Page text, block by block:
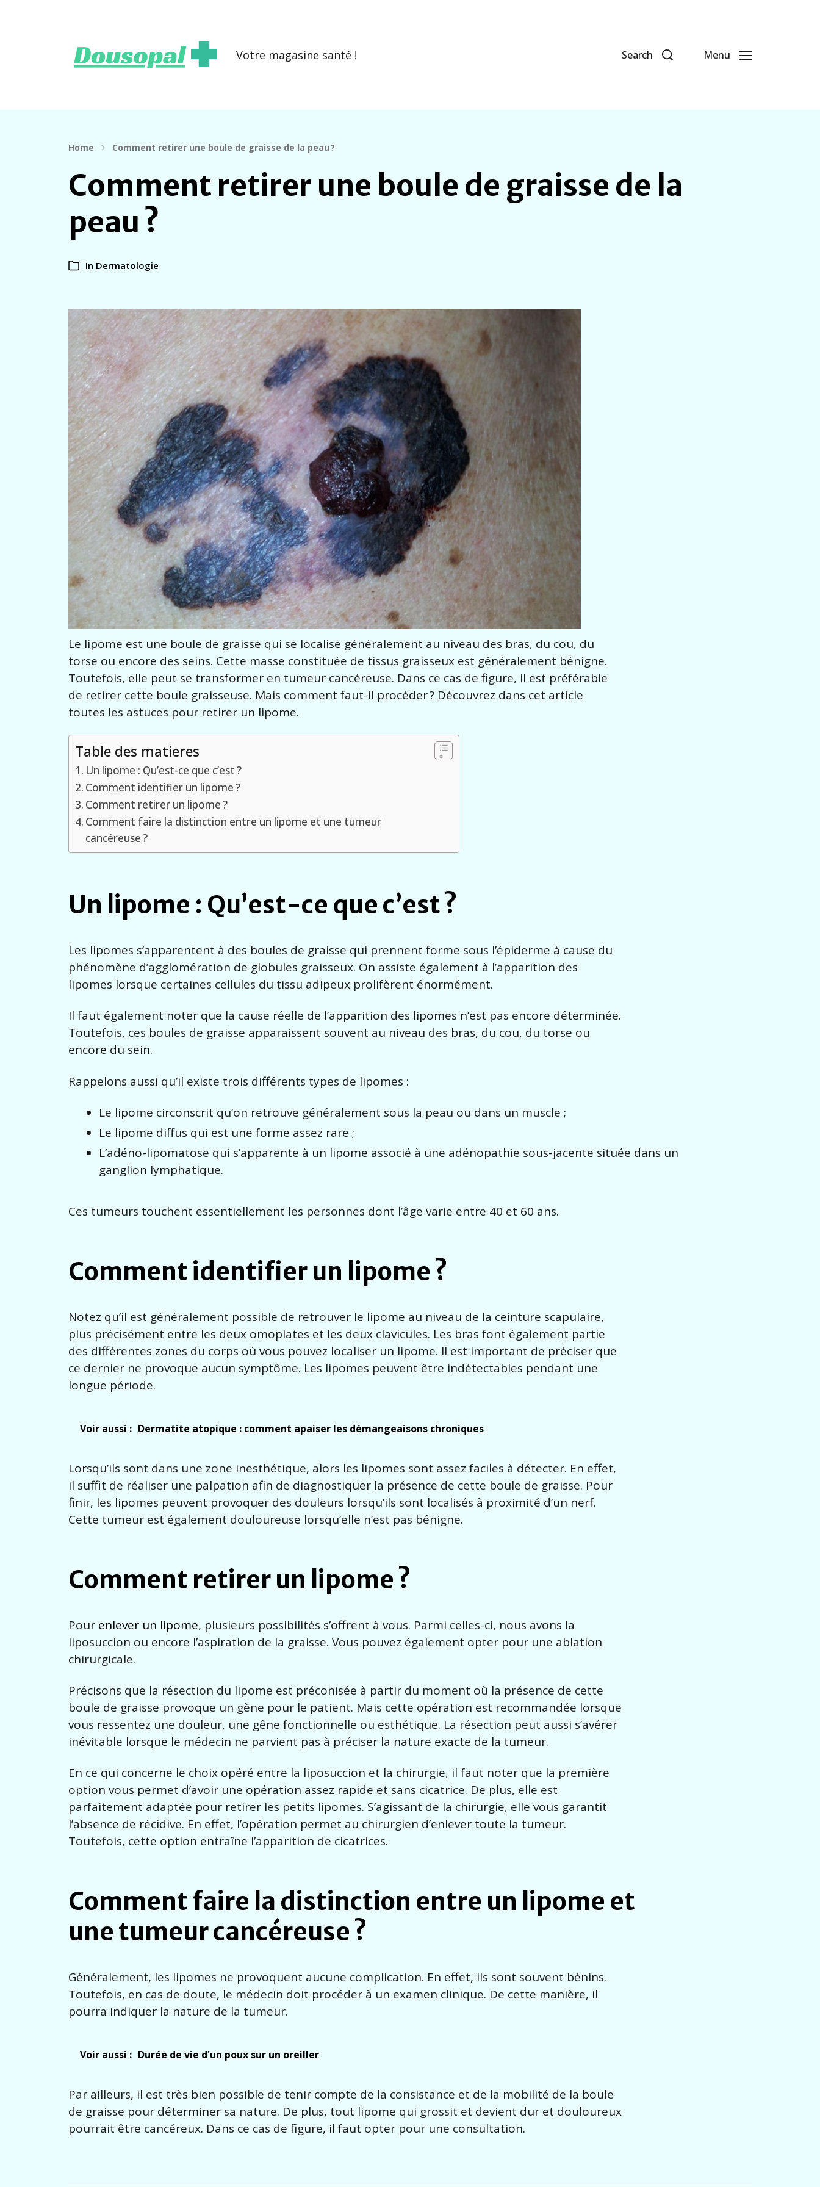
Votre magasine santé ! Search Menu
Home Comment retirer une boule de graisse de la peau ?
Comment retirer une boule de graisse de la
peau ?
In Dermatologie
Le lipome est une boule de graisse qui se localise généralement au niveau des bras, du cou, du
torse ou encore des seins. Cette masse constituée de tissus graisseux est généralement bénigne.
Toutefois, elle peut se transformer en tumeur cancéreuse. Dans ce cas de figure, il est préférable
de retirer cette boule graisseuse. Mais comment faut-il procéder ? Découvrez dans cet article
toutes les astuces pour retirer un lipome.
Table des matieres
Un lipome : Qu’est-ce que c’est ?
Comment identifier un lipome ?
Comment retirer un lipome ?
Comment faire la distinction entre un lipome et une tumeur
cancéreuse ?
Un lipome : Qu’est-ce que c’est ?
Les lipomes s’apparentent à des boules de graisse qui prennent forme sous l’épiderme à cause du
phénomène d’agglomération de globules graisseux. On assiste également à l’apparition des
lipomes lorsque certaines cellules du tissu adipeux prolifèrent énormément.
Il faut également noter que la cause réelle de l’apparition des lipomes n’est pas encore déterminée.
Toutefois, ces boules de graisse apparaissent souvent au niveau des bras, du cou, du torse ou
encore du sein.
Rappelons aussi qu’il existe trois différents types de lipomes :
Le lipome circonscrit qu’on retrouve généralement sous la peau ou dans un muscle ;
Le lipome diffus qui est une forme assez rare ;
L’adéno-lipomatose qui s’apparente à un lipome associé à une adénopathie sous-jacente située dans un
ganglion lymphatique.
Ces tumeurs touchent essentiellement les personnes dont l’âge varie entre 40 et 60 ans.
Comment identifier un lipome ?
Notez qu’il est généralement possible de retrouver le lipome au niveau de la ceinture scapulaire,
plus précisément entre les deux omoplates et les deux clavicules. Les bras font également partie
des différentes zones du corps où vous pouvez localiser un lipome. Il est important de préciser que
ce dernier ne provoque aucun symptôme. Les lipomes peuvent être indétectables pendant une
longue période.
Voir aussi : Dermatite atopique : comment apaiser les démangeaisons chroniques
Lorsqu’ils sont dans une zone inesthétique, alors les lipomes sont assez faciles à détecter. En effet,
il suffit de réaliser une palpation afin de diagnostiquer la présence de cette boule de graisse. Pour
finir, les lipomes peuvent provoquer des douleurs lorsqu’ils sont localisés à proximité d’un nerf.
Cette tumeur est également douloureuse lorsqu’elle n’est pas bénigne.
Comment retirer un lipome ?
Pour enlever un lipome, plusieurs possibilités s’offrent à vous. Parmi celles-ci, nous avons la
liposuccion ou encore l’aspiration de la graisse. Vous pouvez également opter pour une ablation
chirurgicale.
Précisons que la résection du lipome est préconisée à partir du moment où la présence de cette
boule de graisse provoque un gène pour le patient. Mais cette opération est recommandée lorsque
vous ressentez une douleur, une gêne fonctionnelle ou esthétique. La résection peut aussi s’avérer
inévitable lorsque le médecin ne parvient pas à préciser la nature exacte de la tumeur.
En ce qui concerne le choix opéré entre la liposuccion et la chirurgie, il faut noter que la première
option vous permet d’avoir une opération assez rapide et sans cicatrice. De plus, elle est
parfaitement adaptée pour retirer les petits lipomes. S’agissant de la chirurgie, elle vous garantit
l’absence de récidive. En effet, l’opération permet au chirurgien d’enlever toute la tumeur.
Toutefois, cette option entraîne l’apparition de cicatrices.
Comment faire la distinction entre un lipome et
une tumeur cancéreuse ?
Généralement, les lipomes ne provoquent aucune complication. En effet, ils sont souvent bénins.
Toutefois, en cas de doute, le médecin doit procéder à un examen clinique. De cette manière, il
pourra indiquer la nature de la tumeur.
Voir aussi : Durée de vie d'un poux sur un oreiller
Par ailleurs, il est très bien possible de tenir compte de la consistance et de la mobilité de la boule
de graisse pour déterminer sa nature. De plus, tout lipome qui grossit et devient dur et douloureux
pourrait être cancéreux. Dans ce cas de figure, il faut opter pour une consultation.